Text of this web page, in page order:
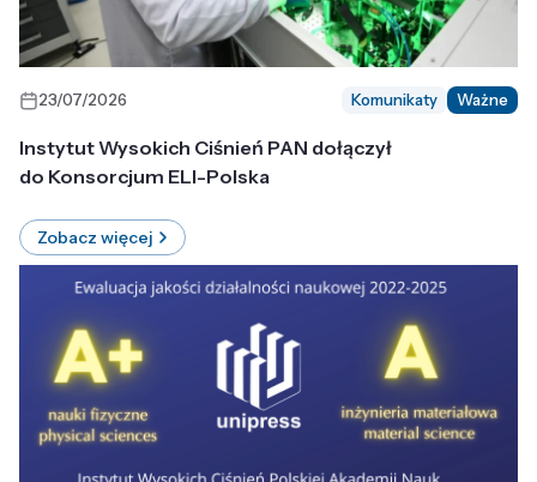
23/07/2026 Komunikaty Ważne
Instytut Wysokich Ciśnień PAN dołączył
do Konsorcjum ELI-Polska
Zobacz więcej